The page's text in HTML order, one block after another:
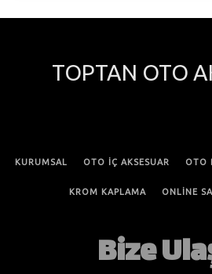
TOPTAN OTO
KURUMSAL OTO İÇ AKSESUAR OTO
KROM KAPLAMA ONLİNE
Bize